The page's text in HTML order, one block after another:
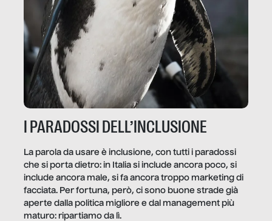
I PARADOSSI DELL’INCLUSIONE
La parola da usare è inclusione, con tutti i paradossi
che si porta dietro: in Italia si include ancora poco, si
include ancora male, si fa ancora troppo marketing di
facciata. Per fortuna, però, ci sono buone strade già
aperte dalla politica migliore e dal management più
maturo: ripartiamo da lì.